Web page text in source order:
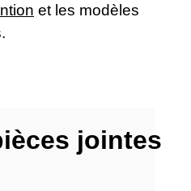
et les modèles
jointes